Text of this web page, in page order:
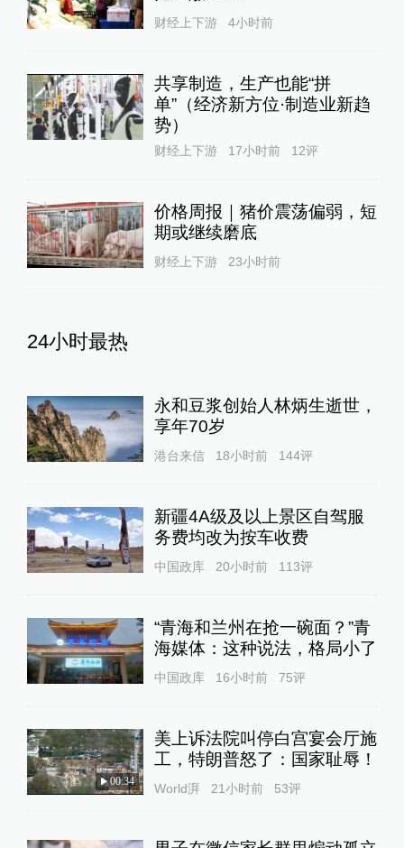
财经上下游 4小时前
共享制造，生产也能“拼
单”（经济新方位·制造业新趋
势）
财经上下游 17小时前 12评
价格周报｜猪价震荡偏弱，短
期或继续磨底
财经上下游 23小时前
24小时最热
永和豆浆创始人林炳生逝世，
享年70岁
港台来信 18小时前 144评
新疆4A级及以上景区自驾服
务费均改为按车收费
中国政库 20小时前 113评
“青海和兰州在抢一碗面？”青
海媒体：这种说法，格局小了
中国政库 16小时前 75评
00:34
美上诉法院叫停白宫宴会厅施
工，特朗普怒了：国家耻辱！
World湃 21小时前 53评